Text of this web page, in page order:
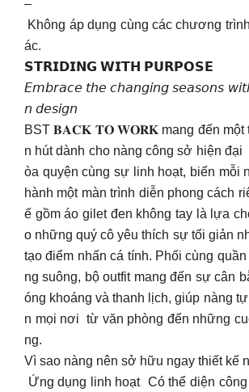
–
Không áp dụng cùng các chương
ác.
𝗦𝗧𝗥𝗜𝗗𝗜𝗡𝗚 𝗪𝗜𝗧𝗛 𝗣𝗨𝗥𝗣𝗢𝗦𝗘
𝘌𝘮𝘣𝘳𝘢𝘤𝘦 𝘵𝘩𝘦 𝘤𝘩𝘢𝘯𝘨𝘪𝘯𝘨 𝘴𝘦𝘢𝘴𝘰𝘯𝘴
𝘯 𝘥𝘦𝘴𝘪𝘨𝘯
BST 𝐁𝐀𝐂𝐊 𝐓𝐎 𝐖𝐎𝐑𝐊 mang đến một
n hút dành cho nàng công sở hiện
òa quyện cùng sự linh hoạt, biến mỗi
hành một màn trình diễn phong cách
ế gồm áo gilet đen không tay là lựa
o những quý cô yêu thích sự tối giản
tạo điểm nhấn cá tính. Phối cùng
ng suông, bộ outfit mang đến sự cân
óng khoáng và thanh lịch, giúp nàng
n mọi nơi từ văn phòng đến những
ng.
Vì sao nàng nên sở hữu ngay thiết kế
Ứng dụng linh hoạt Có thể diện